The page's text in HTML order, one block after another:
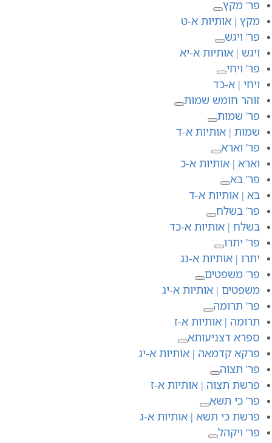
פר' מקץ
מקץ | אותיות א-ט
פר' ויגש
ויגש | אותיות א-יא
פר' ויחי
ויחי | א-כד
זוהר חומש שמות
פר' שמות
שמות | אותיות א-ד
פר' וארא
וארא | אותיות א-כ
פר' בא
בא | אותיות א-ד
פר' בשלח
בשלח | אותיות א-כד
פר' יתרו
יתרו | אותיות א-נג
פר' משפטים
משפטים | אותיות א-יג
פר' תרומה
תרומה | אותיות א-ז
ספרא דצניעותא
פרקא קדמאה | אותיות א-יג
פר' תצוה
פרשת תצוה | אותיות א-ז
פר' כי תשא
פרשת כי תשא | אותיות א-ג
פר' ויקהל